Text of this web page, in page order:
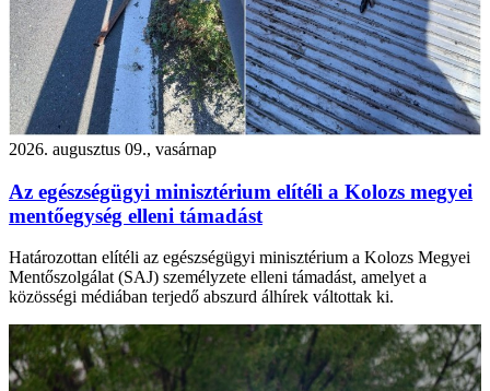
2026. augusztus 09., vasárnap
Az egészségügyi minisztérium elítéli a Kolozs megyei
mentőegység elleni támadást
Határozottan elítéli az egészségügyi minisztérium a Kolozs Megyei
Mentőszolgálat (SAJ) személyzete elleni támadást, amelyet a
közösségi médiában terjedő abszurd álhírek váltottak ki.